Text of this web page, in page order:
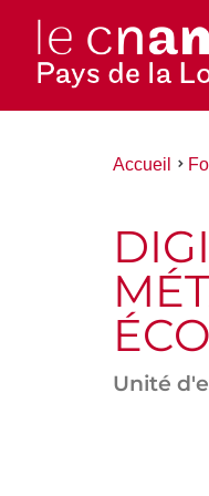
Vous
Accueil
Unité